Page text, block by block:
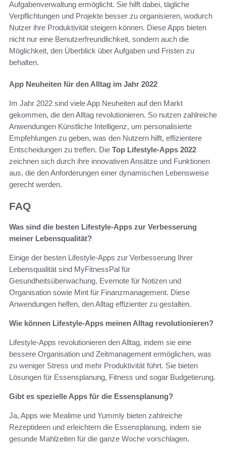
Aufgabenverwaltung ermöglicht. Sie hilft dabei, tägliche
Verpflichtungen und Projekte besser zu organisieren, wodurch
Nutzer ihre Produktivität steigern können. Diese Apps bieten
nicht nur eine Benutzerfreundlichkeit, sondern auch die
Möglichkeit, den Überblick über Aufgaben und Fristen zu
behalten.
App Neuheiten für den Alltag im Jahr 2022
Im Jahr 2022 sind viele App Neuheiten auf den Markt
gekommen, die den Alltag revolutionieren. So nutzen zahlreiche
Anwendungen Künstliche Intelligenz, um personalisierte
Empfehlungen zu geben, was den Nutzern hilft, effizientere
Entscheidungen zu treffen. Die Top Lifestyle-Apps 2022
zeichnen sich durch ihre innovativen Ansätze und Funktionen
aus, die den Anforderungen einer dynamischen Lebensweise
gerecht werden.
FAQ
Was sind die besten Lifestyle-Apps zur Verbesserung
meiner Lebensqualität?
Einige der besten Lifestyle-Apps zur Verbesserung Ihrer
Lebensqualität sind MyFitnessPal für
Gesundheitsüberwachung, Evernote für Notizen und
Organisation sowie Mint für Finanzmanagement. Diese
Anwendungen helfen, den Alltag effizienter zu gestalten.
Wie können Lifestyle-Apps meinen Alltag revolutionieren?
Lifestyle-Apps revolutionieren den Alltag, indem sie eine
bessere Organisation und Zeitmanagement ermöglichen, was
zu weniger Stress und mehr Produktivität führt. Sie bieten
Lösungen für Essensplanung, Fitness und sogar Budgetierung.
Gibt es spezielle Apps für die Essensplanung?
Ja, Apps wie Mealime und Yummly bieten zahlreiche
Rezeptideen und erleichtern die Essensplanung, indem sie
gesunde Mahlzeiten für die ganze Woche vorschlagen.